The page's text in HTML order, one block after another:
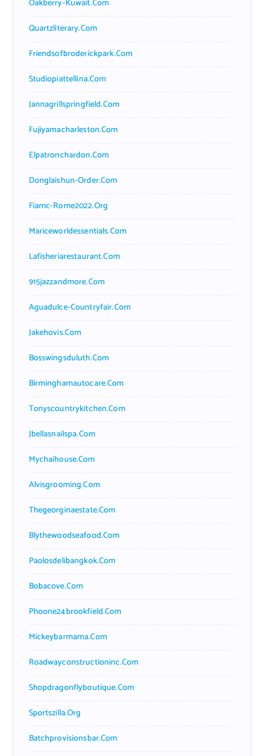
Oakberry-Kuwait.com
Quartzliterary.com
Friendsofbroderickpark.com
Studiopiattellina.com
Jannagrillspringfield.com
Fujiyamacharleston.com
Elpatronchardon.com
Donglaishun-Order.com
Fiamc-Rome2022.org
Mariceworldessentials.com
Lafisheriarestaurant.com
915jazzandmore.com
Aguadulce-Countryfair.com
Jakehovis.com
Bosswingsduluth.com
Birminghamautocare.com
Tonyscountrykitchen.com
Jbellasnailspa.com
Mychaihouse.com
Alvisgrooming.com
Thegeorginaestate.com
Blythewoodseafood.com
Paolosdelibangkok.com
Bobacove.com
Phoone24brookfield.com
Mickeybarmama.com
Roadwayconstructioninc.com
Shopdragonflyboutique.com
Sportszilla.org
Batchprovisionsbar.com